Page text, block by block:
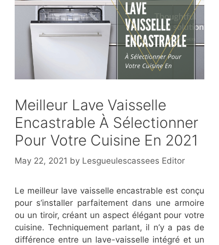
Meilleur Lave Vaisselle
Encastrable À Sélectionner
Pour Votre Cuisine En 2021
May 22, 2021 by Lesgueulescassees Editor
Le meilleur lave vaisselle encastrable est conçu
pour s’installer parfaitement dans une armoire
ou un tiroir, créant un aspect élégant pour votre
cuisine. Techniquement parlant, il n’y a pas de
différence entre un lave-vaisselle intégré et un